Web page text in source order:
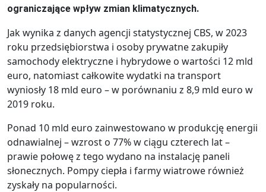
ograniczające wpływ zmian klimatycznych.
Jak wynika z danych agencji statystycznej CBS, w 2023
roku przedsiębiorstwa i osoby prywatne zakupiły
samochody elektryczne i hybrydowe o wartości 12 mld
euro, natomiast całkowite wydatki na transport
wyniosły 18 mld euro – w porównaniu z 8,9 mld euro w
2019 roku.
Ponad 10 mld euro zainwestowano w produkcję energii
odnawialnej – wzrost o 77% w ciągu czterech lat –
prawie połowę z tego wydano na instalację paneli
słonecznych. Pompy ciepła i farmy wiatrowe również
zyskały na popularności.